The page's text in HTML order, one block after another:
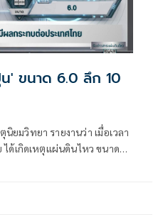
' ขนาด 6.0 ลึก 10
ยมวิทยา รายงานว่า เมื่อเวลา
ได้เกิดเหตุแผ่นดินไหว ขนาด